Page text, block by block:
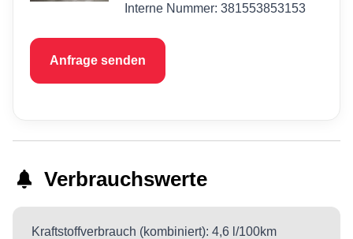
Interne Nummer: 381553853153
Anfrage senden
Verbrauchswerte
Kraftstoffverbrauch (kombiniert): 4,6 l/100km